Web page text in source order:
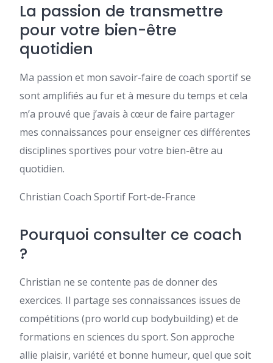
La passion de transmettre
pour votre bien-être
quotidien
Ma passion et mon savoir-faire de coach sportif se
sont amplifiés au fur et à mesure du temps et cela
m’a prouvé que j’avais à cœur de faire partager
mes connaissances pour enseigner ces différentes
disciplines sportives pour votre bien-être au
quotidien.
Christian Coach Sportif Fort-de-France
Pourquoi consulter ce coach
?
Christian ne se contente pas de donner des
exercices. Il partage ses connaissances issues de
compétitions (pro world cup bodybuilding) et de
formations en sciences du sport. Son approche
allie plaisir, variété et bonne humeur, quel que soit